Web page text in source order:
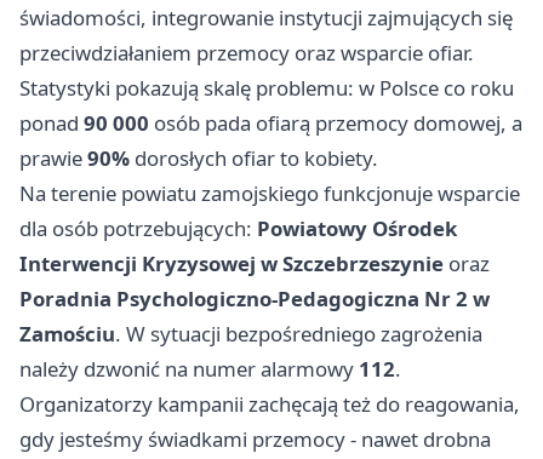
świadomości, integrowanie instytucji zajmujących się
przeciwdziałaniem przemocy oraz wsparcie ofiar.
Statystyki pokazują skalę problemu: w Polsce co roku
ponad 90 000 osób pada ofiarą przemocy domowej, a
prawie90% dorosłych ofiar to kobiety.
Na terenie powiatu zamojskiego funkcjonuje wsparcie
dla osób potrzebujących: Powiatowy Ośrodek
Interwencji Kryzysowej w Szczebrzeszynie oraz
Poradnia Psychologiczno-Pedagogiczna Nr 2 w
Zamościu. W sytuacji bezpośredniego zagrożenia
należy dzwonić na numer alarmowy 112.
Organizatorzy kampanii zachęcają też do reagowania,
gdy jesteśmy świadkami przemocy - nawet drobna